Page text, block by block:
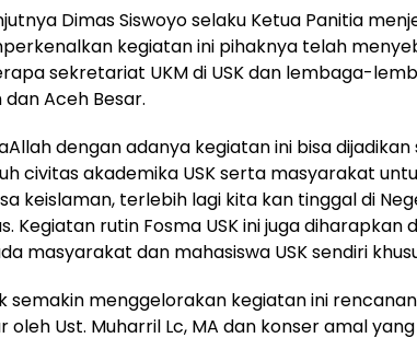
Dimas Siswoyo selaku Ketua Panitia
kegiatan ini pihaknya telah
sekretariat UKM di USK dan lembaga-
dan Aceh Besar.
dengan adanya kegiatan ini bisa
civitas akademika USK serta masyarakat
keislaman, terlebih lagi kita kan tinggal di
Kegiatan rutin Fosma USK ini juga
masyarakat dan mahasiswa USK sendiri
semakin menggelorakan kegiatan ini
oleh Ust. Muharril Lc, MA dan konser amal